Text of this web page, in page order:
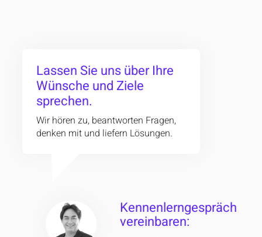
Lassen Sie uns über Ihre
Wünsche und Ziele
sprechen.
Wir hören zu, beantworten Fragen,
denken mit und liefern Lösungen.
Kennenlerngespräch
vereinbaren: